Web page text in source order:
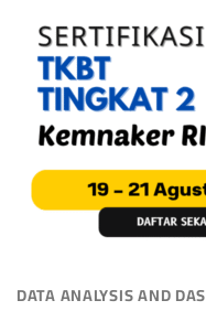
DATA ANALYSIS AND